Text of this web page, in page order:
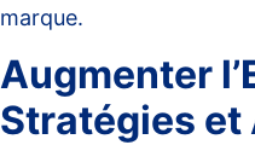
marque.
Augmenter
Stratégies et